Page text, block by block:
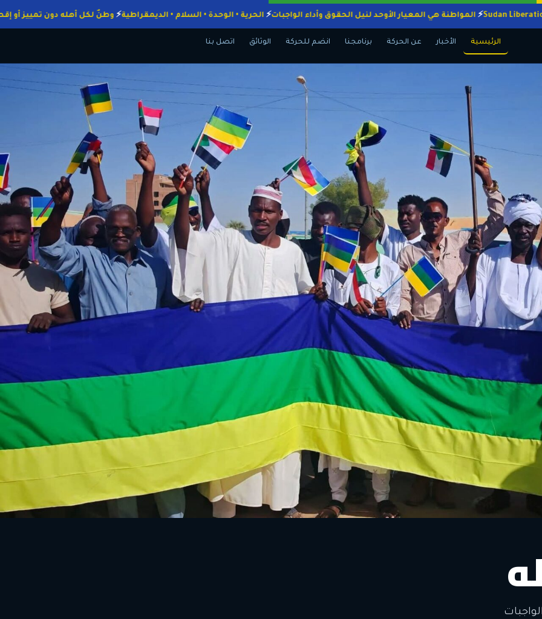
المواطنة هي المعيار الأوحد لنيل الحقوق وأداء الواجبات الحرية • الوحدة • السلام • الديمقراطية وطنٌ لكل أهله دون
الرئيسية الأخبار عن الحركة برنامجنا انضم للحركة الوثائق اتصل بنا